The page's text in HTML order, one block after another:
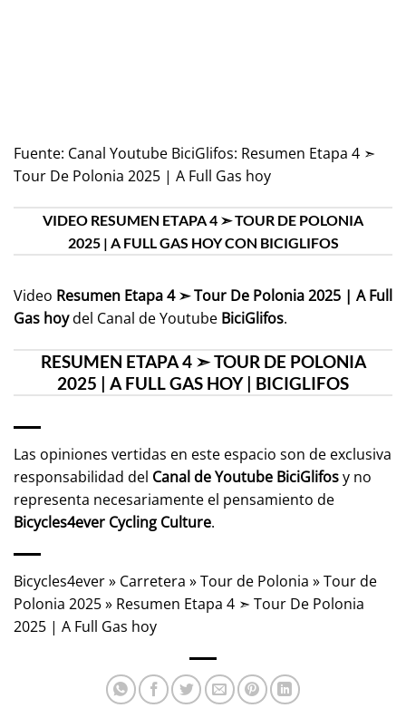
Fuente: Canal Youtube BiciGlifos: Resumen Etapa 4 ➣
Tour De Polonia 2025 | A Full Gas hoy
VIDEO RESUMEN ETAPA 4 ➣ TOUR DE POLONIA
2025 | A FULL GAS HOY CON BICIGLIFOS
Video Resumen Etapa 4 ➣ Tour De Polonia 2025 | A Full
Gas hoydel Canal de Youtube BiciGlifos.
RESUMEN ETAPA 4 ➣ TOUR DE POLONIA
2025 | A FULL GAS HOY | BICIGLIFOS
Las opiniones vertidas en este espacio son de exclusiva
responsabilidad del Canal de Youtube BiciGlifosy no
representa necesariamente el pensamiento de
Bicycles4ever Cycling Culture.
Bicycles4ever» Carretera »Tour de Polonia »Tour de
Polonia 2025» Resumen Etapa 4 ➣ Tour De Polonia
2025 | A Full Gas hoy